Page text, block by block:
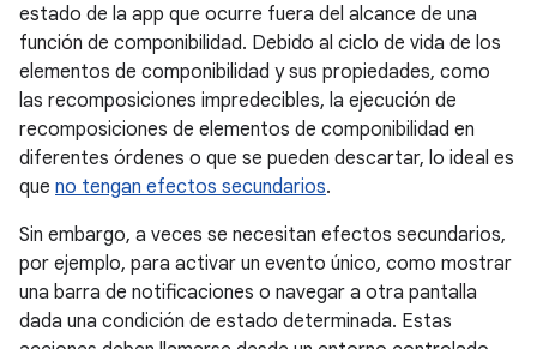
estado de la app que ocurre fuera del alcance de una
función de componibilidad. Debido al ciclo de vida de los
elementos de componibilidad y sus propiedades, como
las recomposiciones impredecibles, la ejecución de
recomposiciones de elementos de componibilidad en
diferentes órdenes o que se pueden descartar, lo ideal es
que no tengan efectos secundarios.
Sin embargo, a veces se necesitan efectos secundarios,
por ejemplo, para activar un evento único, como mostrar
una barra de notificaciones o navegar a otra pantalla
dada una condición de estado determinada. Estas